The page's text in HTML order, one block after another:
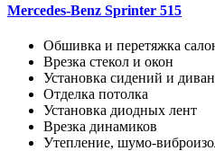
Mercedes-Benz Sprinter 515
Обшивка и перетяжка
Врезка стекол и окон
Установка сидений и
Отделка потолка
Установка диодных лент
Врезка динамиков
Утепление, шумо-